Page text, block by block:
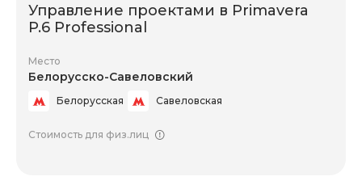
Управление проектами в Primavera
P.6 Professional
Место
Белорусско-Савеловский
Белорусская Савеловская
Стоимость для физ.лиц